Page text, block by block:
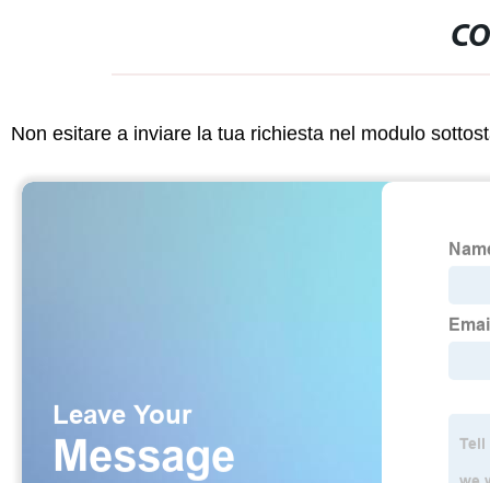
Non esitare a inviare la tua richiesta nel modulo